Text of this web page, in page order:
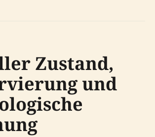
Zustand,
und